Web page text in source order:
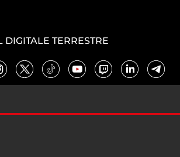
TERRESTRE